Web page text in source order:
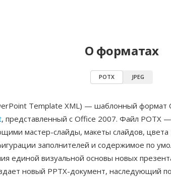
О форматах
POTX JPEG
Template XML) — шаблонный формат
, представленный с Office 2007. Файл POTX
мастер-слайды, макеты слайдов,
заполнителей и содержимое по
единой визуальной основы новых
новый PPTX-документ, наследующий